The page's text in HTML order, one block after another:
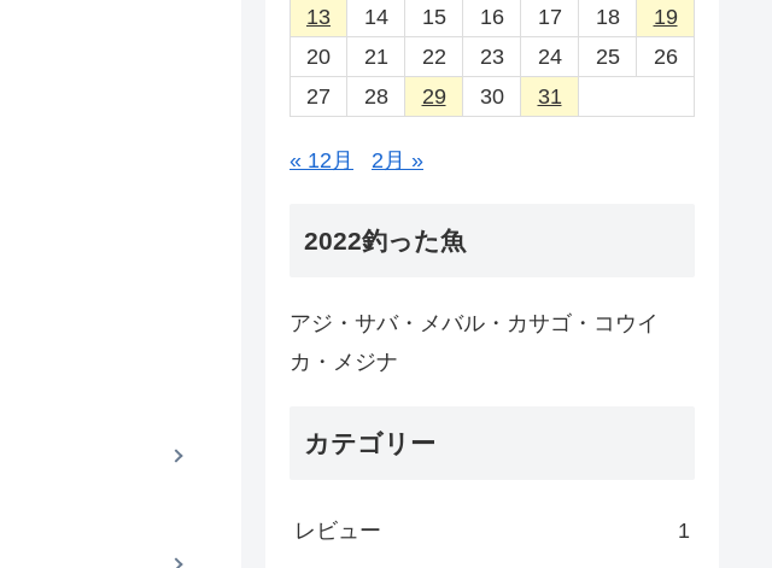
13
14 15 16 17 18
19
20
21 22 23 24 25
26
27
28 29 30 31
« 12月 2月 »
2022釣った魚
アジ・サバ・メバル・カサゴ・コウイ
カ・メジナ
カテゴリー
レビュー 1